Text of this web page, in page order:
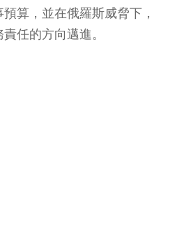
算，並在俄羅斯威脅下，
任的方向邁進。